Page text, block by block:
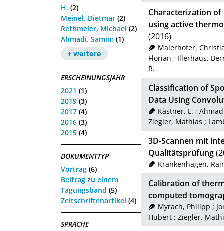
H. (2)
Meinel, Dietmar (2)
Rethmeier, Michael (2)
Ahmadi, Samim (1)
+ weitere
ERSCHEINUNGSJAHR
2021 (1)
2019 (3)
2017 (4)
2016 (3)
2015 (4)
DOKUMENTTYP
Vortrag (6)
Beitrag zu einem
Tagungsband (5)
Zeitschriftenartikel (4)
SPRACHE
Characterization
using active
(2016)
Maierhofer,
Florian ; Illerhaus,
R.
Classification of
Data Using
Kästner, L. ;
Ziegler, Mathias ;
3D-Scannen mit
Qualitätsprüfung
Krankenhagen,
Calibration of
computed
Myrach, Philipp ;
Hubert ; Ziegler,